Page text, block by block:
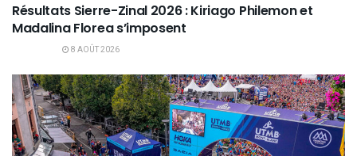
Résultats Sierre-Zinal 2026 : Kiriago Philemon et
Madalina Florea s’imposent
8 AOÛT 2026